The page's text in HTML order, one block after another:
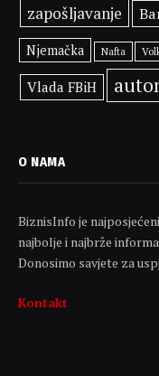
zapošljavanje
Njemačka Nafta
Vlada FBiH
O NAMA
BiznisInfo je
najbolje i najbrže
Donosimo savjete za
Kontakt